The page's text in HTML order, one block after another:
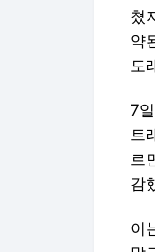
쳤
약
도
7
트
르
감
이